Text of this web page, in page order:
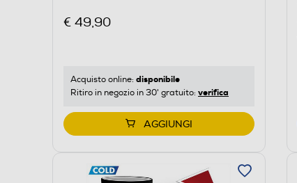
€ 49,90
Acquisto online: disponibile
Ritiro in negozio in 30' gratuito: verifica
AGGIUNGI